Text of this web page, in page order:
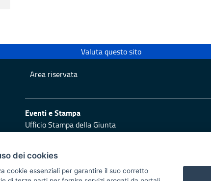
Valuta questo sito
Area riservata
Eventi e Stampa
Ufficio Stampa della Giunta
Press Regione
Responsabili di pubblicazione
dei cookies
cookie essenziali per garantire il suo corretto